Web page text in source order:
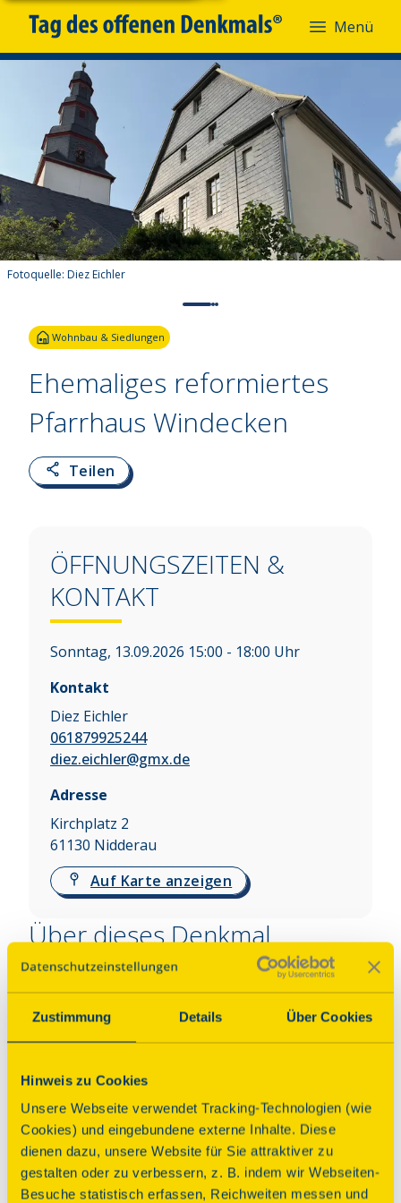
Zustimmung Details Über Cookies
Hinweis zu Cookies
Unsere Webseite verwendet Tracking-Technologien (wie
Cookies) und eingebundene externe Inhalte. Diese
dienen dazu, unsere Website für Sie attraktiver zu
gestalten oder zu verbessern, z. B. indem wir Webseiten-
Besuche statistisch erfassen, Reichweiten messen und
Menü
Fotoquelle: Diez Eichler
Wohnbau & Siedlungen
Ehemaliges reformiertes
Pfarrhaus Windecken
Teilen
ÖFFNUNGSZEITEN &
KONTAKT
Sonntag, 13.09.2026 15:00 - 18:00 Uhr
Kontakt
Diez Eichler
061879925244
diez.eichler@gmx.de
Adresse
Kirchplatz 2
61130 Nidderau
Auf Karte anzeigen
Über dieses Denkmal
Der Barockbau wurde 1717 unmittelbar neben der
Stiftskirche errichtet. Eine zweiläufige Freitreppe
besteht aus Bruchsandstein, das Obergeschoss
wurde in Fachwerkbauweise errichtet; die Fassade
ist seit der Bauzeit verputzt. Seit 1968 wird das
Gebäude nicht mehr als Pfarrhaus genutzt. Von
2014 bis 2018 erfolgte eine umfassende
Restaurierung von Innen- und Außenbereichen.